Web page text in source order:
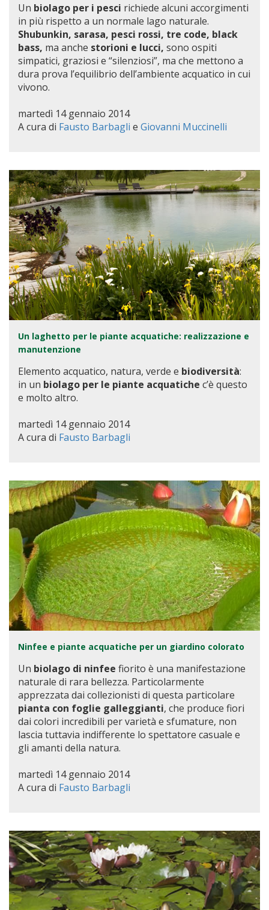
Un biolago per i pesci richiede alcuni accorgimenti
in più rispetto a un normale lago naturale.
Shubunkin, sarasa, pesci rossi, tre code, black
bass, ma anche storioni e lucci, sono ospiti
simpatici, graziosi e “silenziosi”, ma che mettono a
dura prova l’equilibrio dell’ambiente acquatico in cui
vivono.
martedì 14 gennaio 2014
A cura di Fausto Barbagli e Giovanni Muccinelli
Un laghetto per le piante acquatiche: realizzazione e
manutenzione
Elemento acquatico, natura, verde e biodiversità:
in un biolago per le piante acquatiche c’è questo
e molto altro.
martedì 14 gennaio 2014
A cura di Fausto Barbagli
Ninfee e piante acquatiche per un giardino colorato
Un biolago di ninfee fiorito è una manifestazione
naturale di rara bellezza. Particolarmente
apprezzata dai collezionisti di questa particolare
pianta con foglie galleggianti, che produce fiori
dai colori incredibili per varietà e sfumature, non
lascia tuttavia indifferente lo spettatore casuale e
gli amanti della natura.
martedì 14 gennaio 2014
A cura di Fausto Barbagli